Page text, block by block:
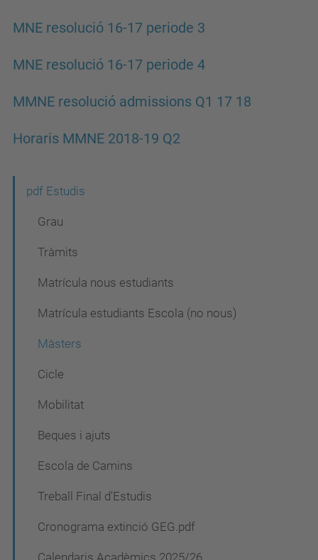
MNE resolució 16-17 periode 3
MNE resolució 16-17 periode 4
MMNE resolució admissions Q1 17 18
Horaris MMNE 2018-19 Q2
pdf Estudis
Grau
Tràmits
Matrícula nous estudiants
Matrícula estudiants Escola (no nous)
Màsters
Cicle
Mobilitat
Beques i ajuts
Escola de Camins
Treball Final d'Estudis
Cronograma extinció GEG.pdf
Calendaris Acadèmics 2025/26